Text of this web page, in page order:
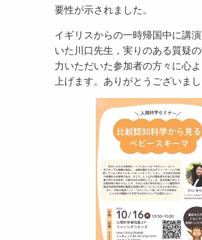
要性が示されました。
イギリスからの一時帰国中に講
いた川口先生，実りのある質疑
力いただいた参加者の方々に心
上げます。ありがとうございまし